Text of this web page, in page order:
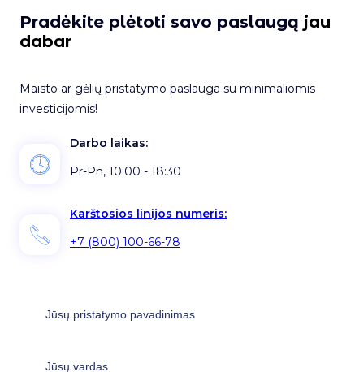
Pradėkite plėtoti savo paslaugą jau
dabar
Maisto ar gėlių pristatymo paslauga su minimaliomis
investicijomis!
Darbo laikas:
Pr-Pn, 10:00 - 18:30
Karštosios linijos numeris:
+7 (800) 100-66-78